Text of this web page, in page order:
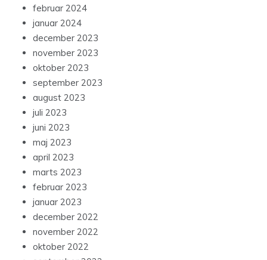
februar 2024
januar 2024
december 2023
november 2023
oktober 2023
september 2023
august 2023
juli 2023
juni 2023
maj 2023
april 2023
marts 2023
februar 2023
januar 2023
december 2022
november 2022
oktober 2022